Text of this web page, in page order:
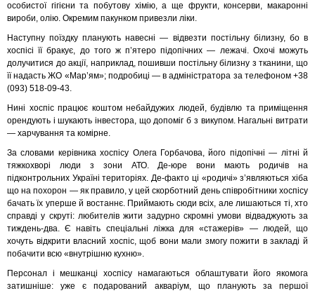
особистої гігієни та побутову хімію, а ще фрукти, консерви, макаронні
вироби, олію. Окремим пакунком привезли ліки.
Наступну поїздку планують навесні — відвезти постільну білизну, бо в
хоспісі її бракує, до того ж п’ятеро підопічних — лежачі. Охочі можуть
долучитися до акції, наприклад, пошивши постільну білизну з тканини, що
її надасть ЖО «Мар’ям»; подробиці — в адміністратора за телефоном +38
(093) 518-09-43.
Нині хоспіс працює коштом небайдужих людей, будівлю та приміщення
орендують і шукають інвестора, що допоміг б з викупом. Нагальні витрати
— харчування та комірне.
За словами керівника хоспісу Олега Горбачова, його підопічні — літні й
тяжкохворі люди з зони АТО. Де-юре вони мають родичів на
підконтрольних Україні територіях. Де-факто ці «родичі» з’являються хіба
що на похорон — як правило, у цей скорботний день співробітники хоспісу
бачать їх уперше й востаннє. Приймають сюди всіх, але лишаються ті, хто
справді у скруті: любителів жити задурно скромні умови відваджують за
тиждень-два. Є навіть спеціальні ліжка для «стажерів» — людей, що
хочуть відкрити власний хоспіс, щоб вони мали змогу пожити в закладі й
побачити всю «внутрішню кухню».
Персонал і мешканці хоспісу намагаються облаштувати його якомога
затишніше: уже є подарований акваріум, що планують за першої